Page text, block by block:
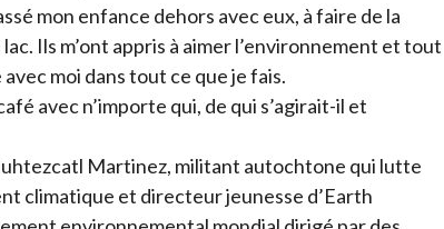
mon enfance dehors avec eux, à faire de la
Ils m’ont appris à aimer l’environnement et tout
moi dans tout ce que je fais.
avec n’importe qui, de qui s’agirait-il et
Martinez, militant autochtone qui lutte
climatique et directeur jeunesse d’Earth